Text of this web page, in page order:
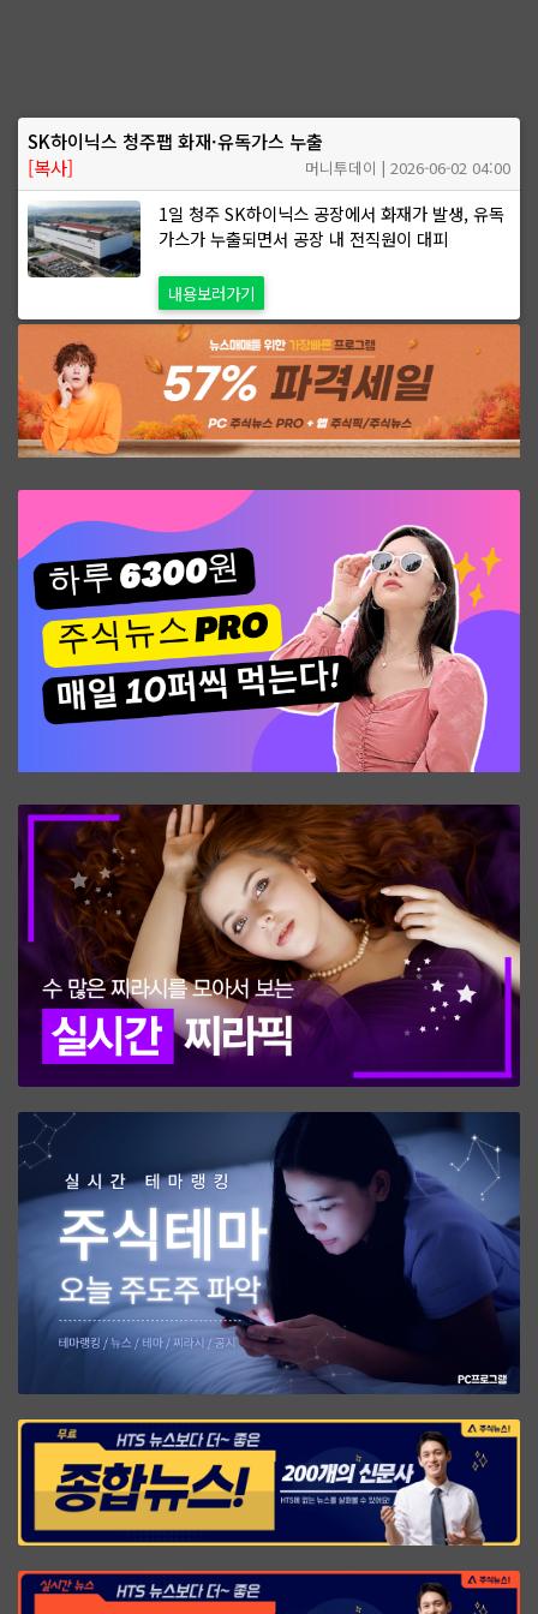
SK하이닉스 청주팹 화재·유독가스 누출
[복사]
머니투데이 | 2026-06-02 04:00
1일 청주 SK하이닉스 공장에서 화재가 발생, 유독
가스가 누출되면서 공장 내 전직원이 대피
내용보러가기